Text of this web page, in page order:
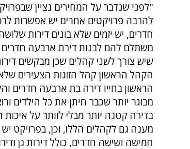
"לפני שנדבר על המחירים נציין
להרבה פרויקטים אחרים יש אפשרות
חדרים, יש יזמים שלא בונים דירות
משתלם להם לבנות דירת ארבעה חדרים
שיש צורך לשני קהלים שכן מבקשים
הקהל הראשון קהל הזוגות הצעירים
הראשון בחייו דירה בת ארבעה חדרים
מבוגר יותר שכבר חיתן את כל הילדים
בדירה קטנה יותר מבלי לוותר על איכות
מענה גם לקהלים הללו, וכן, בפרויקט
חמישה ושישה חדרים, כולל דירות גן